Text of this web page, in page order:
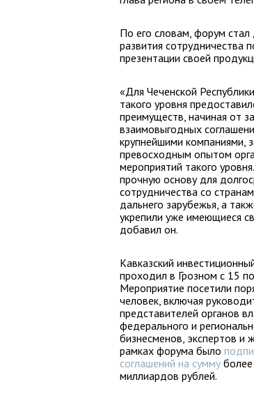
По его словам, форум стал
развития сотрудничества
презентации своей
«Для Чеченской
такого уровня
преимуществ, начиная от
взаимовыгодных
крупнейшими компаниями,
превосходным опытом
мероприятий такого
прочную основу для
сотрудничества со
дальнего зарубежья, а
укрепили уже имеющиеся
добавил он.
Кавказский
проходил в Грозном с 15
Мероприятие посетили
человек, включая
представителей органов
федерального и
бизнесменов, экспертов и
рамках форума было
соглашений на сумму
миллиардов рублей.